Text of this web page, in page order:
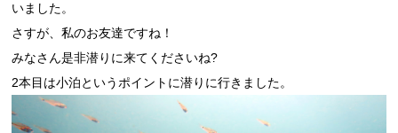
いました。
さすが、私のお友達ですね！
みなさん是非潜りに来てくださいね?
2本目は小泊というポイントに潜りに行きました。